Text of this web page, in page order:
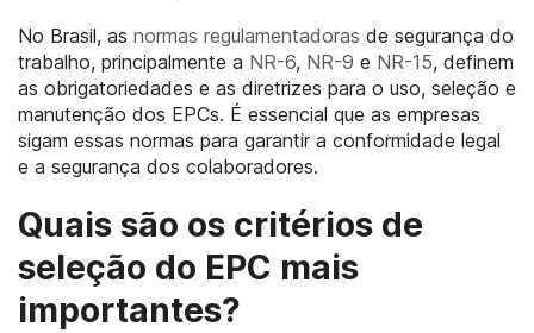
No Brasil, as normas regulamentadoras de segurança do
trabalho, principalmente a NR-6, NR-9 e NR-15, definem
as obrigatoriedades e as diretrizes para o uso, seleção e
manutenção dos EPCs. É essencial que as empresas
sigam essas normas para garantir a conformidade legal
e a segurança dos colaboradores.
Quais são os critérios de
seleção do EPC mais
importantes?